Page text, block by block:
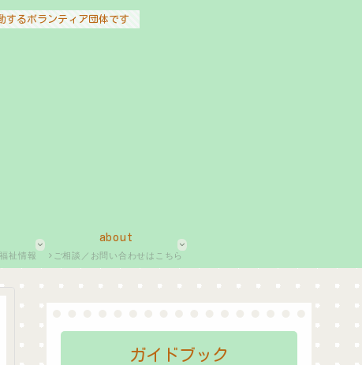
するボランティア団体です
祉情報
about
ご相談／お問い合わせはこちら
ガイドブック